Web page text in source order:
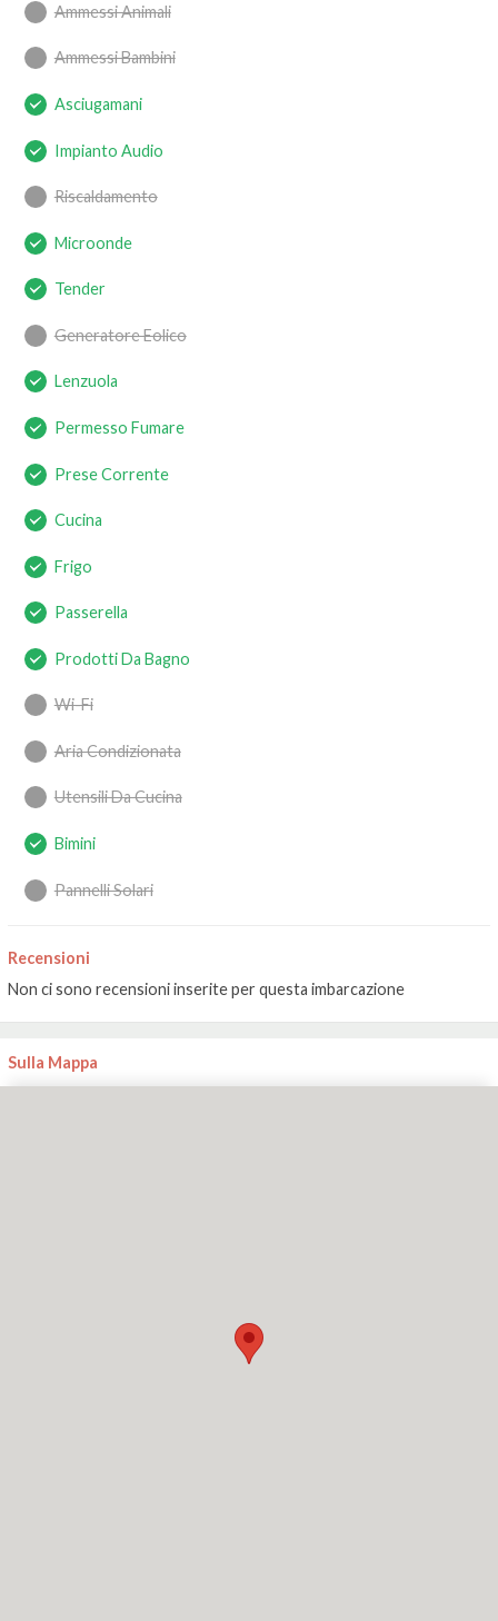
Ammessi Animali
Ammessi Bambini
Asciugamani
Impianto Audio
Riscaldamento
Microonde
Tender
Generatore Eolico
Lenzuola
Permesso Fumare
Prese Corrente
Cucina
Frigo
Passerella
Prodotti Da Bagno
Wi-Fi
Aria Condizionata
Utensili Da Cucina
Bimini
Pannelli Solari
Recensioni
Non ci sono recensioni inserite per questa imbarcazione
Sulla Mappa